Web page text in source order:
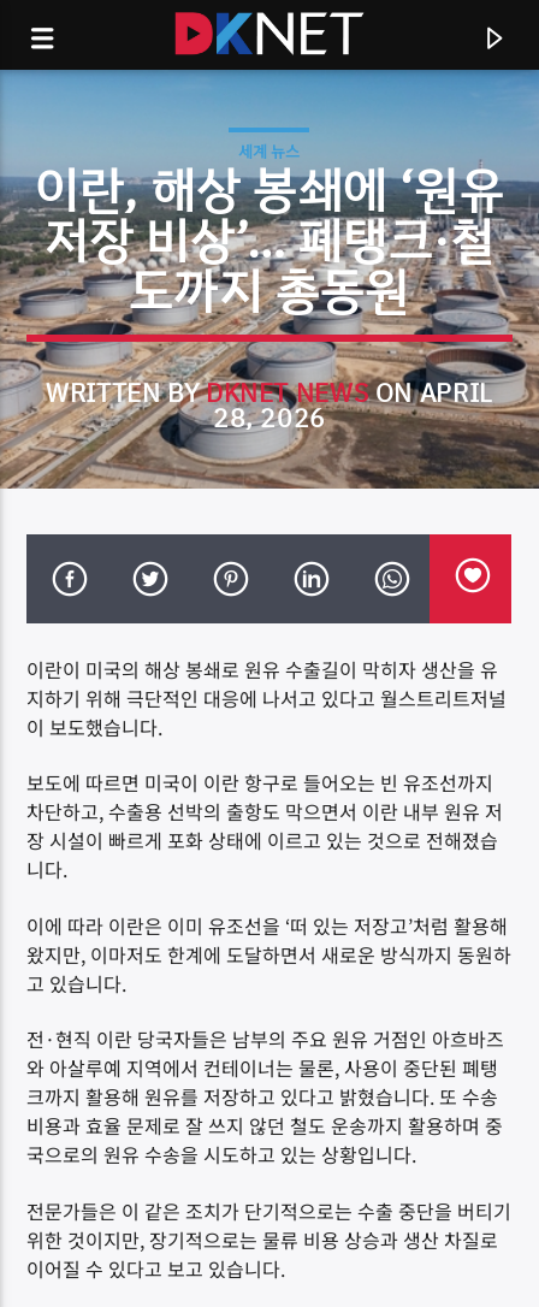
CURRENT TRACK
TITLE
DK NET Radio.co
세계 뉴스
이란, 해상 봉쇄에 ‘원유
저장 비상’… 폐탱크·철
도까지 총동원
WRITTEN BYDKNET NEWSON APRIL
28, 2026
이란이 미국의 해상 봉쇄로 원유 수출길이 막히자 생산을 유
지하기 위해 극단적인 대응에 나서고 있다고 월스트리트저널
이 보도했습니다.
보도에 따르면 미국이 이란 항구로 들어오는 빈 유조선까지
차단하고, 수출용 선박의 출항도 막으면서 이란 내부 원유 저
장 시설이 빠르게 포화 상태에 이르고 있는 것으로 전해졌습
니다.
이에 따라 이란은 이미 유조선을 ‘떠 있는 저장고’처럼 활용해
왔지만, 이마저도 한계에 도달하면서 새로운 방식까지 동원하
고 있습니다.
전·현직 이란 당국자들은 남부의 주요 원유 거점인 아흐바즈
와 아살루예 지역에서 컨테이너는 물론, 사용이 중단된 폐탱
크까지 활용해 원유를 저장하고 있다고 밝혔습니다. 또 수송
비용과 효율 문제로 잘 쓰지 않던 철도 운송까지 활용하며 중
국으로의 원유 수송을 시도하고 있는 상황입니다.
전문가들은 이 같은 조치가 단기적으로는 수출 중단을 버티기
위한 것이지만, 장기적으로는 물류 비용 상승과 생산 차질로
이어질 수 있다고 보고 있습니다.